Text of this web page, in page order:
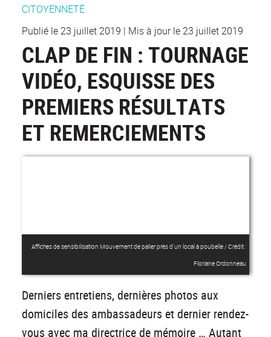
CITOYENNETÉ
Publié le 23 juillet 2019 | Mis à jour le 23 juillet 2019
CLAP DE FIN : TOURNAGE
VIDÉO, ESQUISSE DES
PREMIERS RÉSULTATS
ET REMERCIEMENTS
Affiches de sensibilisation Mouvement de palier près d'un local à poubelle / Crédit :
Floriane Ordonneau
Derniers entretiens, dernières photos aux
domiciles des ambassadeurs et dernier rendez-
vous avec ma directrice de mémoire … Autant